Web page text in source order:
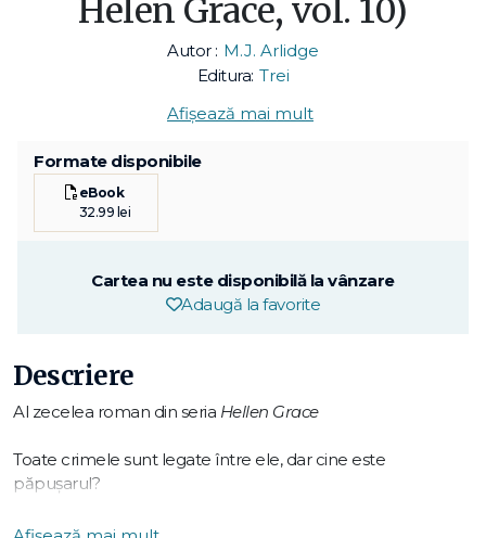
Helen Grace, vol. 10)
Autor : M.J. Arlidge
Editura: Trei
Afișează mai mult
Formate disponibile
eBook
32.99 lei
Cartea nu este disponibilă la vânzare
Adaugă la favorite
Descriere
Al zecelea roman din seria Hellen Grace
Toate crimele sunt legate între ele, dar cine este
păpușarul?
Un val de crime se abate peste oraș și nimeni nu mai e în